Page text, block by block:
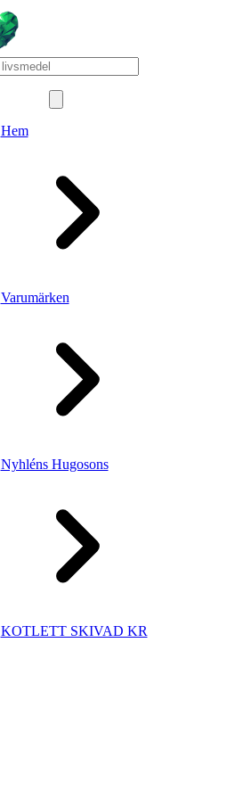
Hem
Varumärken
Nyhléns Hugosons
KOTLETT SKIVAD KR